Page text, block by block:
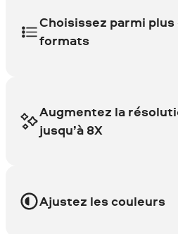
Choisissez parmi plus
formats
Augmentez la
jusqu’à 8X
Ajustez les couleurs